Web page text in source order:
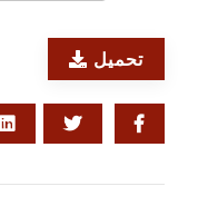
تحميل